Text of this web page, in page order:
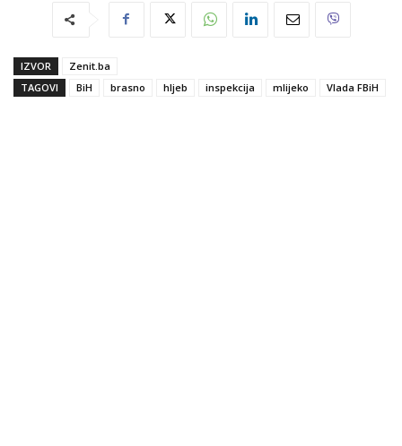
IZVOR
Zenit.ba
TAGOVI
BiH brasno hljeb inspekcija mlijeko Vlada FBiH